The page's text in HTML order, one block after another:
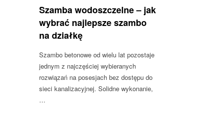
Szamba wodoszczelne – jak
wybrać najlepsze szambo
na działkę
Szambo betonowe od wielu lat pozostaje
jednym z najczęściej wybieranych
rozwiązań na posesjach bez dostępu do
sieci kanalizacyjnej. Solidne wykonanie,
…